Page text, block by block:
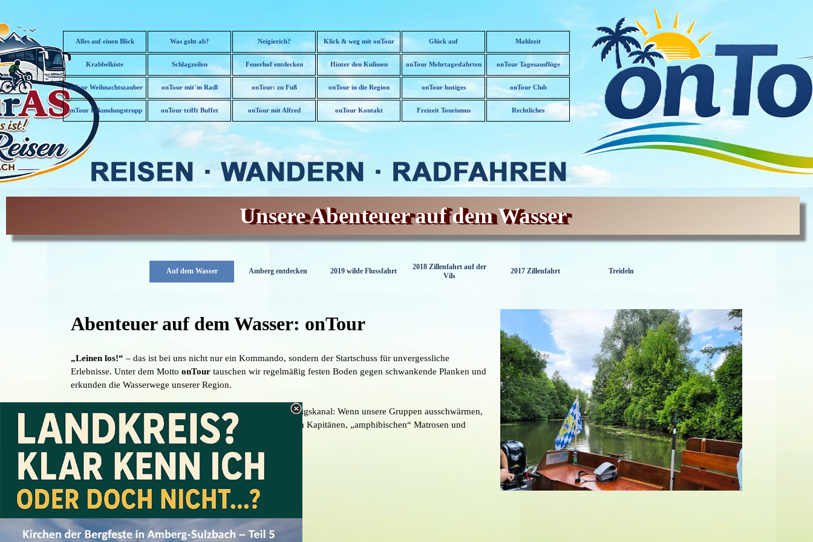
Menü überspringen
Alles auf einen Blick Was geht ab? Neigierich? Klick & weg mit onTour Glück auf Mahlzeit
Krabbelkiste Schlagzeilen Feuerhof entdecken Hinter den Kulissen onTour Mehrtagesfahrten ▼
onTour Tagesausflüge
onTour Weihnachtszauber ▼
onTour mit´m Radl ▼
onTour: zu Fuß ▼
onTour in die Region ▼
onTour lustiges ▼
onTour Club ▼
onTour Erkundungstrupp ▼
onTour trifft Buffet ▼
onTour mit Alfred ▼
onTour Kontakt Freizeit Tourismus Rechtliches
Unsere Abenteuer auf dem Wasser
Auf dem Wasser Amberg entdecken 2019 wilde Flussfahrt
2018 Zillenfahrt auf der
Vils
2017 Zillenfahrt Treideln
Abenteuer auf dem Wasser: onTour
„Leinen los!“ – das ist bei uns nicht nur ein Kommando, sondern der Startschuss für unvergessliche
Erlebnisse. Unter dem MottoonTour tauschen wir regelmäßig festen Boden gegen schwankende Planken und
erkunden die Wasserwege unserer Region.
Egal ob auf der heimischen Vils oder dem historischen Ludwigskanal: Wenn unsere Gruppen ausschwärmen,
ist Action garantiert. Unsere Logbücher erzählen von mutigen Kapitänen, „amphibischen“ Matrosen und
Momenten, in denen die Würde kurzzeitig baden ging.